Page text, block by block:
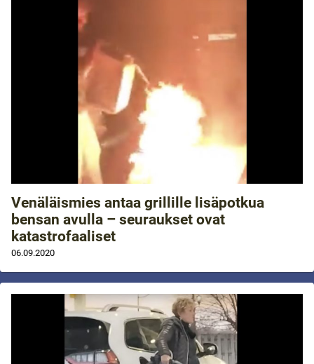
Venäläismies antaa grillille lisäpotkua
bensan avulla – seuraukset ovat
katastrofaaliset
06.09.2020